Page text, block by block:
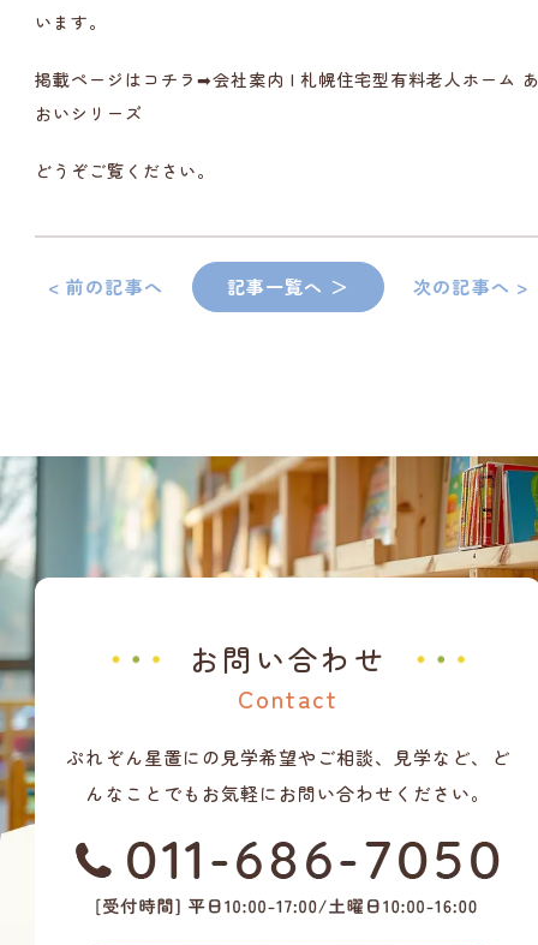
います。
掲載ページはコチラ➡会社案内 | 札幌住宅型有料老人ホーム
おいシリーズ
どうぞご覧ください。
< 前の記事へ 記事一覧へ ＞ 次の記事へ >
お問い合わせ
Contact
ぷれぞん星置にの見学希望やご相談、見学など、ど
んなことでもお気軽にお問い合わせください。